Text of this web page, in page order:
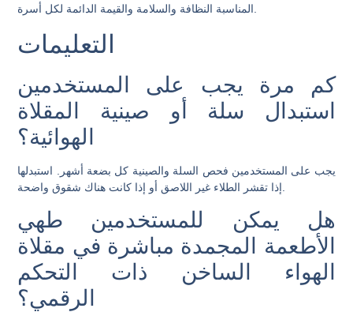
المناسبة النظافة والسلامة والقيمة الدائمة لكل أسرة.
التعليمات
كم مرة يجب على المستخدمين
استبدال سلة أو صينية المقلاة
الهوائية؟
يجب على المستخدمين فحص السلة والصينية كل بضعة أشهر. استبدلها
هل يمكن للمستخدمين طهي
الأطعمة المجمدة مباشرة في مقلاة
الهواء الساخن ذات التحكم
الرقمي؟